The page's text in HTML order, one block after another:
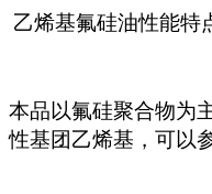
乙烯基氟硅油性能特
本品以氟硅聚合物为
性基团乙烯基，可以